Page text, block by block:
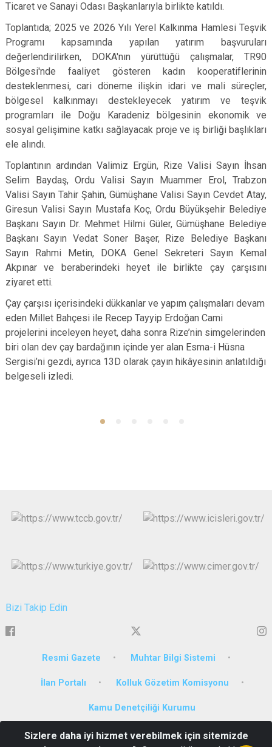
Ticaret ve Sanayi Odası Başkanlarıyla birlikte katıldı.
Toplantıda; 2025 ve 2026 Yılı Yerel Kalkınma Hamlesi Teşvik
Programı kapsamında yapılan yatırım başvuruları
değerlendirilirken, DOKA'nın yürüttüğü çalışmalar, TR90
Bölgesi'nde faaliyet gösteren kadın kooperatiflerinin
desteklenmesi, cari döneme ilişkin idari ve mali süreçler,
bölgesel kalkınmayı destekleyecek yatırım ve teşvik
programları ile Doğu Karadeniz bölgesinin ekonomik ve
sosyal gelişimine katkı sağlayacak proje ve iş birliği başlıkları
ele alındı.
Toplantının ardından Valimiz Ergün, Rize Valisi Sayın İhsan
Selim Baydaş, Ordu Valisi Sayın Muammer Erol, Trabzon
Valisi Sayın Tahir Şahin, Gümüşhane Valisi Sayın Cevdet Atay,
Giresun Valisi Sayın Mustafa Koç, Ordu Büyükşehir Belediye
Başkanı Sayın Dr. Mehmet Hilmi Güler, Gümüşhane Belediye
Başkanı Sayın Vedat Soner Başer, Rize Belediye Başkanı
Sayın Rahmi Metin, DOKA Genel Sekreteri Sayın Kemal
Akpınar ve beraberindeki heyet ile birlikte çay çarşısını
ziyaret etti.
Çay çarşısı içerisindeki dükkanlar ve yapım çalışmaları devam
eden Millet Bahçesi ile Recep Tayyip Erdoğan Cami
projelerini inceleyen heyet, daha sonra Rize’nin simgelerinden
biri olan dev çay bardağının içinde yer alan Esma-i Hüsna
Sergisi’ni gezdi, ayrıca 13D olarak çayın hikâyesinin anlatıldığı
belgeseli izledi.
Bizi Takip Edin
Resmi Gazete Muhtar Bilgi Sistemi
İlan Portalı Kolluk Gözetim Komisyonu
Kamu Denetçiliği Kurumu
Çarşı Mah. İnönü Caddesi Milli İrade Meydanı No:1 Artvin
Sizlere daha iyi hizmet verebilmek için sitemizde